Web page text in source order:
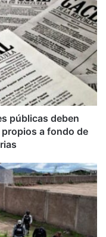
públicas deben
a fondo de